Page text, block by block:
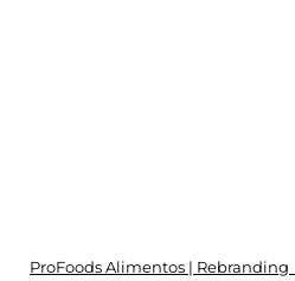
ProFoods Alimentos | Rebranding